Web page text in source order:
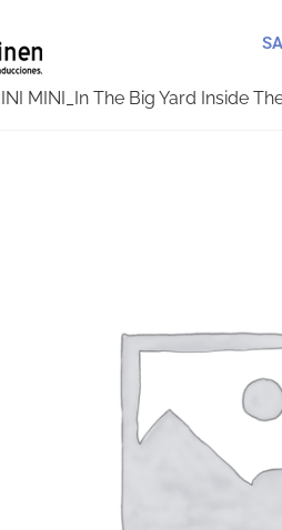
MINI_In The Big Yard Inside